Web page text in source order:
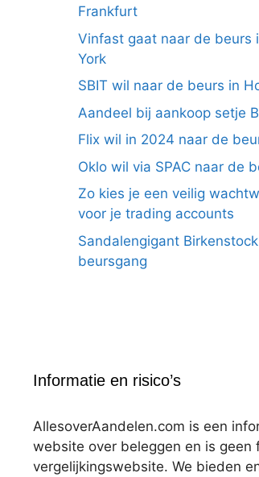
Frankfurt
Vinfast gaat naar de beurs
York
SBIT wil naar de beurs in
Aandeel bij aankoop setje
Flix wil in 2024 naar de
Oklo wil via SPAC naar de
Zo kies je een veilig
voor je trading accounts
Sandalengigant
beursgang
Informatie en risico’s
AllesoverAandelen.com is een
website over beleggen en is geen
vergelijkingswebsite. We bieden